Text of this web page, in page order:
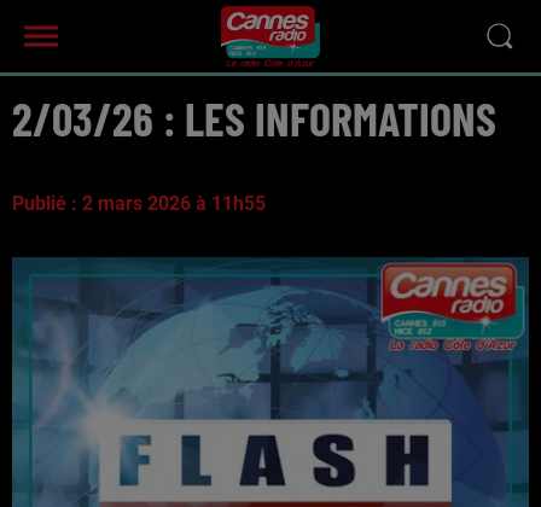
2/03/26 : LES INFORMATIONS
Publié : 2 mars 2026 à 11h55